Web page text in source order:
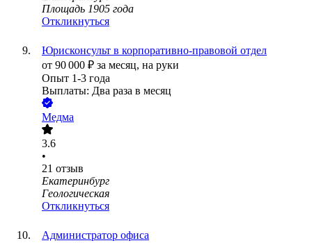
Площадь 1905 года
Откликнуться
Юрисконсульт в корпоративно-правовой отдел
от 90 000 ₽ за месяц, на руки
Опыт 1-3 года
Выплаты: Два раза в месяц
Медма
3.6
•
21 отзыв
Екатеринбург
Геологическая
Откликнуться
Администратор офиса